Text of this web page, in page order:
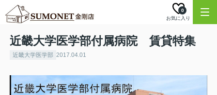
お気に入り
0
近畿大学医学部付属病院 賃貸特集
近畿大学医学部 2017.04.01